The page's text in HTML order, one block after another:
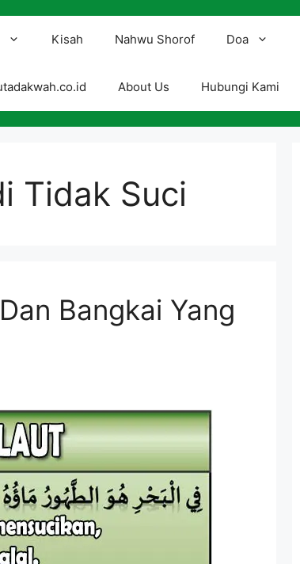
Kisah Nahwu Shorof Doa
About Us Hubungi Kami
Tidak Suci
Bangkai Yang